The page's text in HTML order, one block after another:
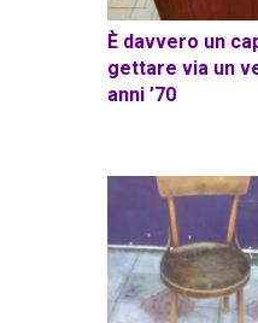
È davvero un
gettare via un
anni ’70